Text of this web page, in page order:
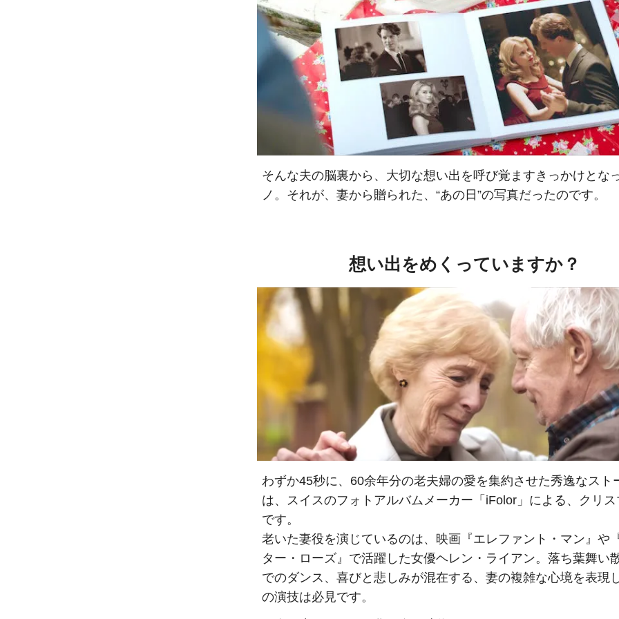
そんな夫の脳裏から、大切な想い出を呼び覚ますきっかけとな
ノ。それが、妻から贈られた、“あの日”の写真だったのです。
想い出をめくっていますか？
わずか45秒に、60余年分の老夫婦の愛を集約させた秀逸なスト
は、スイスのフォトアルバムメーカー「iFolor」による、クリ
です。
老いた妻役を演じているのは、映画『エレファント・マン』や
ター・ローズ』で活躍した女優ヘレン・ライアン。落ち葉舞い
でのダンス、喜びと悲しみが混在する、妻の複雑な心境を表現
の演技は必見です。